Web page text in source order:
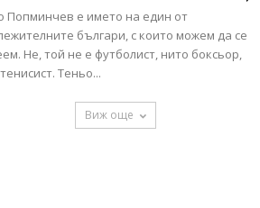
Попминчев е името на един от
българи, с които можем да се
Не, той не е футболист, нито боксьор,
Теньо...
Виж още